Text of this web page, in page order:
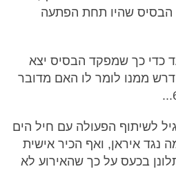
הבסיס שהיו תחת הפתעה
כדי כך שמפקד הבסיס יצא
ממנו לומר לו האם מדובר
לשיתוף הפעולה עם חיל הים
נגד איראן, ואף הכיר אישית
בכעס על כך שהאירוע לא